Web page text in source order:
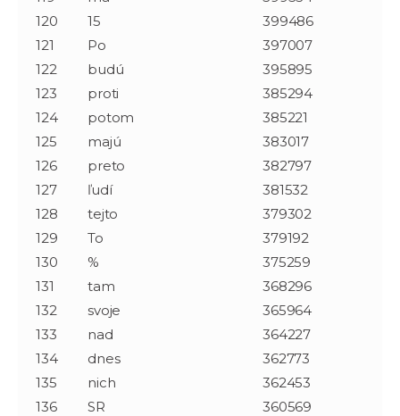
120
15
399486
121
Po
397007
122
budú
395895
123
proti
385294
124
potom
385221
125
majú
383017
126
preto
382797
127
ľudí
381532
128
tejto
379302
129
To
379192
130
%
375259
131
tam
368296
132
svoje
365964
133
nad
364227
134
dnes
362773
135
nich
362453
136
SR
360569